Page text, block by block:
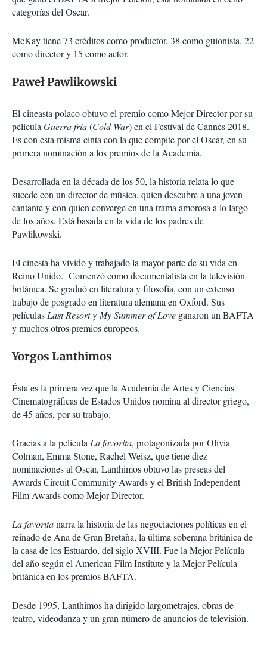
categorías del Oscar.
McKay tiene 73 créditos como productor, 38 como guionista, 22
como director y 15 como actor.
Paweł Pawlikowski
El cineasta polaco obtuvo el premio como Mejor Director por su
películaGuerra fría(Cold War) en el Festival de Cannes 2018.
Es con esta misma cinta con la que compite por el Oscar, en su
primera nominación a los premios de la Academia.
Desarrollada en la década de los 50, la historia relata lo que
sucede con un director de música, quien descubre a una joven
cantante y con quien converge en una trama amorosa a lo largo
de los años. Está basada en la vida de los padres de
Pawlikowski.
El cinesta ha vivido y trabajado la mayor parte de su vida en
Reino Unido. Comenzó como documentalista en la televisión
británica. Se graduó en literatura y filosofía, con un extenso
trabajo de posgrado en literatura alemana en Oxford. Sus
películasLast ResortyMy Summer of Love ganaron un BAFTA
y muchos otros premios europeos.
Yorgos Lanthimos
Ésta es la primera vez que la Academia de Artes y Ciencias
Cinematográficas de Estados Unidos nomina al director griego,
de 45 años, por su trabajo.
Gracias a la películaLa favorita, protagonizada por Olivia
Colman, Emma Stone, Rachel Weisz, que tiene diez
nominaciones al Oscar, Lanthimos obtuvo las preseas del
Awards Circuit Community Awards y el British Independent
Film Awards como Mejor Director.
La favoritanarra la historia de las negociaciones políticas en el
reinado de Ana de Gran Bretaña, la última soberana británica de
la casa de los Estuardo, del siglo XVIII. Fue la Mejor Película
del año según el American Film Institute y la Mejor Película
británica en los premios BAFTA.
Desde 1995, Lanthimos ha dirigido largometrajes, obras de
teatro, videodanza y un gran número de anuncios de televisión.